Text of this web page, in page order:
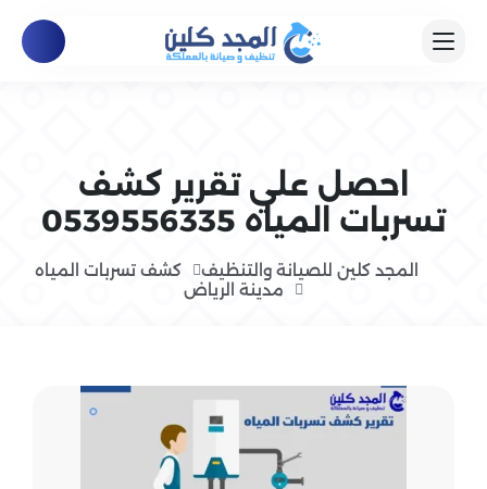
احصل علي تقرير كشف
تسربات المياه 0539556335
المجد كلين للصيانة والتنظيف
كشف تسربات المياه
مدينة الرياض